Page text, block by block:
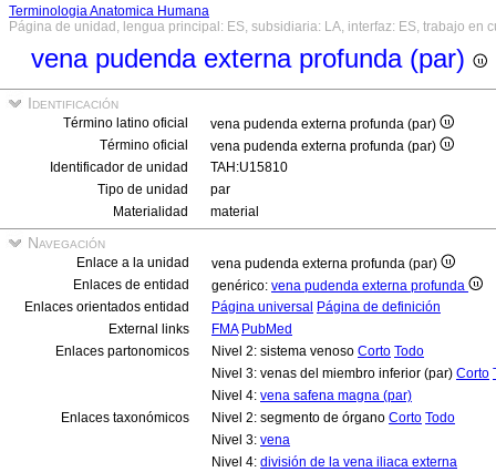
Terminologia Anatomica Humana
Página de unidad, lengua principal: ES, subsidiaria: LA, interfaz: ES, trabajo en
vena pudenda externa profunda (par)
Identificación
Término latino oficial
vena pudenda externa profunda (par)
Término oficial
vena pudenda externa profunda (par)
Identificador de unidad
TAH:U15810
Tipo de unidad
par
Materialidad
material
Navegación
Enlace a la unidad
vena pudenda externa profunda (par)
Enlaces de entidad
genérico: vena pudenda externa profunda
Enlaces orientados entidad
Página universal Página de definición
External links
FMA PubMed
Enlaces partonomicos
Nivel 2: sistema venoso Corto Todo
Nivel 3: venas del miembro inferior (par) Corto
Nivel 4: vena safena magna (par)
Enlaces taxonómicos
Nivel 2: segmento de órgano Corto Todo
Nivel 3: vena
Nivel 4: división de la vena iliaca externa